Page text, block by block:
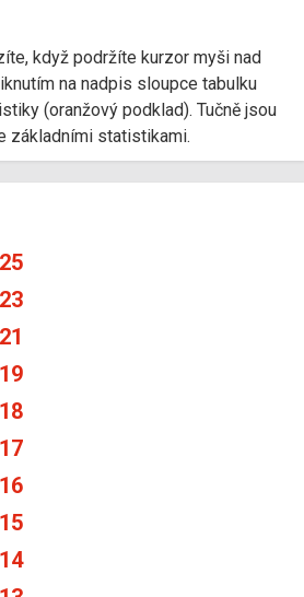
když podržíte kurzor myši nad
na nadpis sloupce tabulku
(oranžový podklad). Tučně jsou
základními statistikami.